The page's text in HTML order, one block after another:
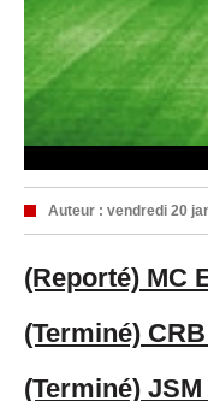
Auteur : vendredi 20
(Reporté) MC
(Terminé)
(Terminé)